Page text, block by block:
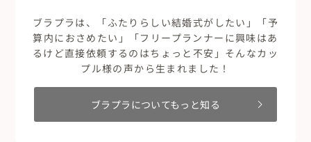
ブラプラは、「ふたりらしい結婚式がしたい」「予
算内におさめたい」「フリープランナーに興味はあ
るけど直接依頼するのはちょっと不安」そんなカッ
プル様の声から生まれました！
ブラプラについてもっと知る